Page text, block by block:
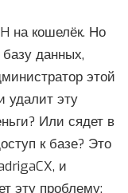
на кошелёк. Но
данных,
этой
удалит эту
Или сядет в
к базе? Это
и
эту проблему: